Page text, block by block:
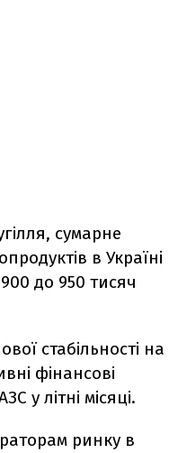
сумарне
в Україні
до 950 тисяч
стабільності на
фінансові
у літні місяці.
ринку в